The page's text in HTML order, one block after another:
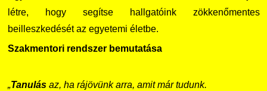
Együttműködő partnereink
létre, hogy segítse hallgatóink zökkenőmentes
beilleszkedését az egyetemi életbe.
Szakmentori rendszer bemutatása
„Tanulásaz, ha rájövünk arra, amit már tudunk.